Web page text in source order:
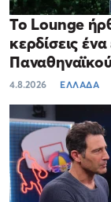
Το Lounge
κερδίσεις
4.8.2026 ΕΛΛΑΔΑ